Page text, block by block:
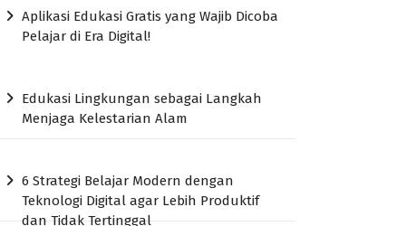
Aplikasi Edukasi Gratis yang Wajib Dicoba
Pelajar di Era Digital!
Edukasi Lingkungan sebagai Langkah
Menjaga Kelestarian Alam
6 Strategi Belajar Modern dengan
Teknologi Digital agar Lebih Produktif
dan Tidak Tertinggal